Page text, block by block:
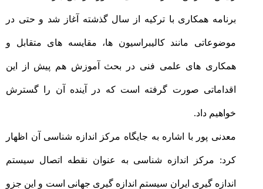
برنامه همکاری با ترکیه از سال گذشته آغاز شد و حتی در
موضوعاتی مانند کالیبراسیون ها، مقایسه های متقابل و
همکاری های علمی فنی در بحث آموزش هم پیش از این
اقداماتی صورت گرفته است که در آینده آن را گسترش
خواهیم داد.
معدنی پور با اشاره به جایگاه مرکز اندازه شناسی آن اظهار
کرد: مرکز اندازه شناسی به عنوان نقطه اتصال سیستم
اندازه گیری ایران سیستم اندازه گیری جهانی است و این جزو